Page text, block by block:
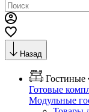
Назад
Гостиные
Готовые
Модульные